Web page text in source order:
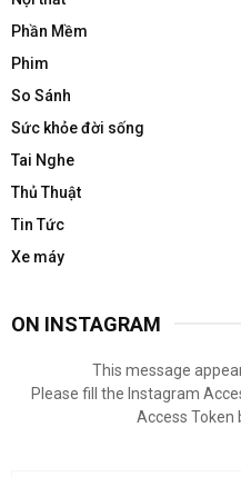
Phần Mềm
Phim
So Sánh
Sức khỏe đời sống
Tai Nghe
Thủ Thuật
Tin Tức
Xe máy
ON INSTAGRAM
This message
Please fill the Instagram
Access Token